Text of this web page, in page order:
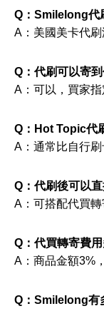
Q：Smilelong代
A：美國美卡代刷
Q：代刷可以寄
A：可以，買家指
Q：Hot Topic代
A：通常比自行刷
Q：代刷後可以
A：可搭配代買轉
Q：代買轉寄費用
A：商品金額3%
Q：Smilelong有